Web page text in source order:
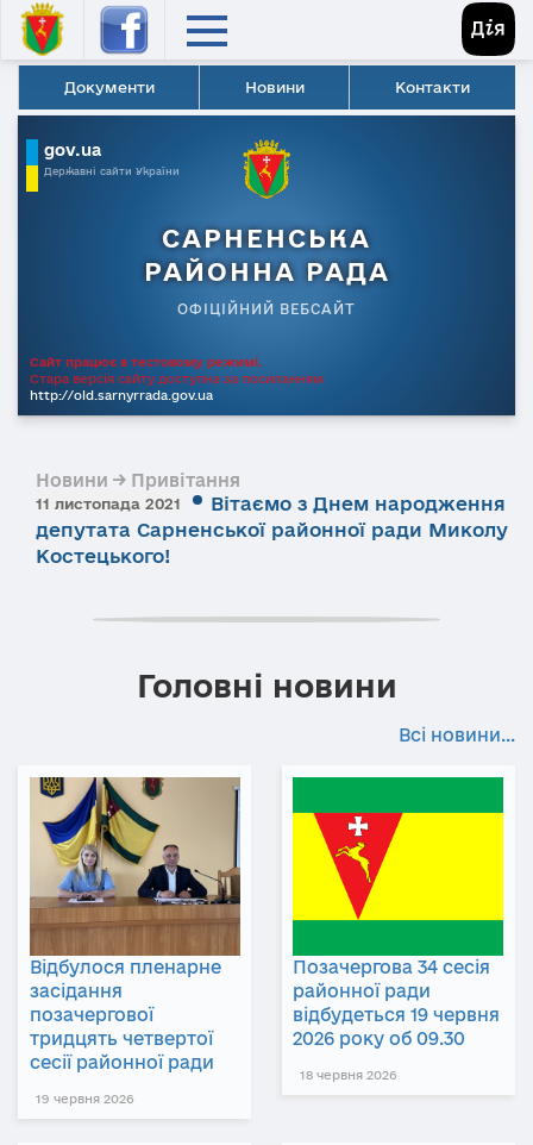
Документи Новини Контакти
gov.ua
Державні сайти України
САРНЕНСЬКА
РАЙОННА РАДА
ОФІЦІЙНИЙ ВЕБСАЙТ
Сайт працює в тестовому режимі.
Стара версія сайту доступна за посиланням
http://old.sarnyrrada.gov.ua
Новини → Привітання
11 листопада 2021
Вітаємо з Днем народження
депутата Сарненської районної ради Миколу
Костецького!
Головні новини
Всі новини...
Відбулося пленарне
засідання
позачергової
тридцять четвертої
сесії районної ради
19 червня 2026
Позачергова 34 сесія
районної ради
відбудеться 19 червня
2026 року об 09.30
18 червня 2026